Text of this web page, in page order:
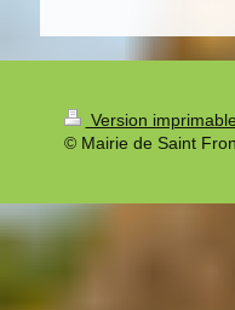
Version imprimable
© Mairie de Saint